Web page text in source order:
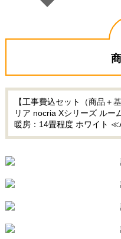
【工事費込セット（商品＋
リア nocria Xシリーズ ルー
暖房：14畳程度 ホワイト